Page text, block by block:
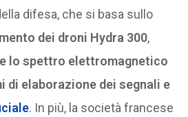
difesa, che si basa sullo
dei droni Hydra 300,
lo spettro elettromagnetico
di elaborazione dei segnali e
. In più, la società francese